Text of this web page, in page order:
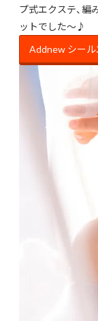
プ式エクステ、編
ットでした～♪
Addnew シー